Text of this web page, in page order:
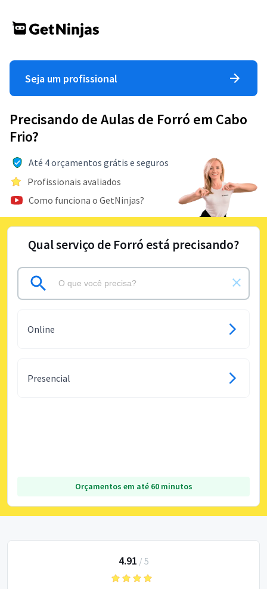
Seja um profissional
Precisando de Aulas de Forró em Cabo
Frio?
Até 4 orçamentos grátis e seguros
Profissionais avaliados
Como funciona o GetNinjas?
Qual serviço de Forró está precisando?
Online
Presencial
Orçamentos em até 60 minutos
4.91 / 5